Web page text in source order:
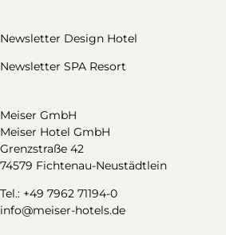
Newsletter Design Hotel
Newsletter SPA Resort
Meiser GmbH
Meiser Hotel GmbH
Grenzstraße 42
74579 Fichtenau-Neustädtlein
Tel.: +49 7962 71194-0
info@meiser-hotels.de